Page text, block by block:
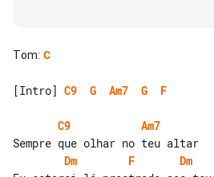
Tom: C
[Intro] C9 G Am7 G F
C9
Am7
Dm
F Dm